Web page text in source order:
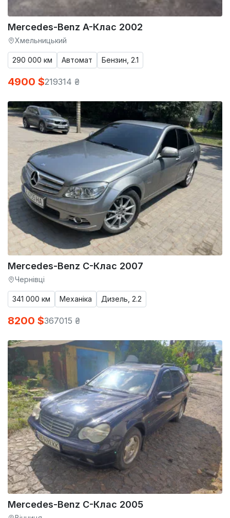
Mercedes-Benz A-Клас 2002
Хмельницький
290 000 км Автомат Бензин, 2.1
4900 $219314 ₴
Mercedes-Benz C-Клас 2007
Чернівці
341 000 км Механіка Дизель, 2.2
8200 $367015 ₴
Mercedes-Benz C-Клас 2005